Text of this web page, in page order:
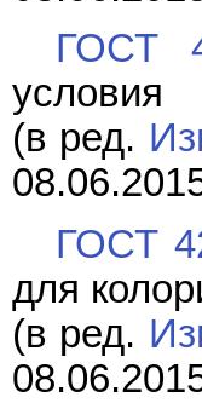
ГОСТ
условия
(в ред.
ГОСТ
для
(в ред.